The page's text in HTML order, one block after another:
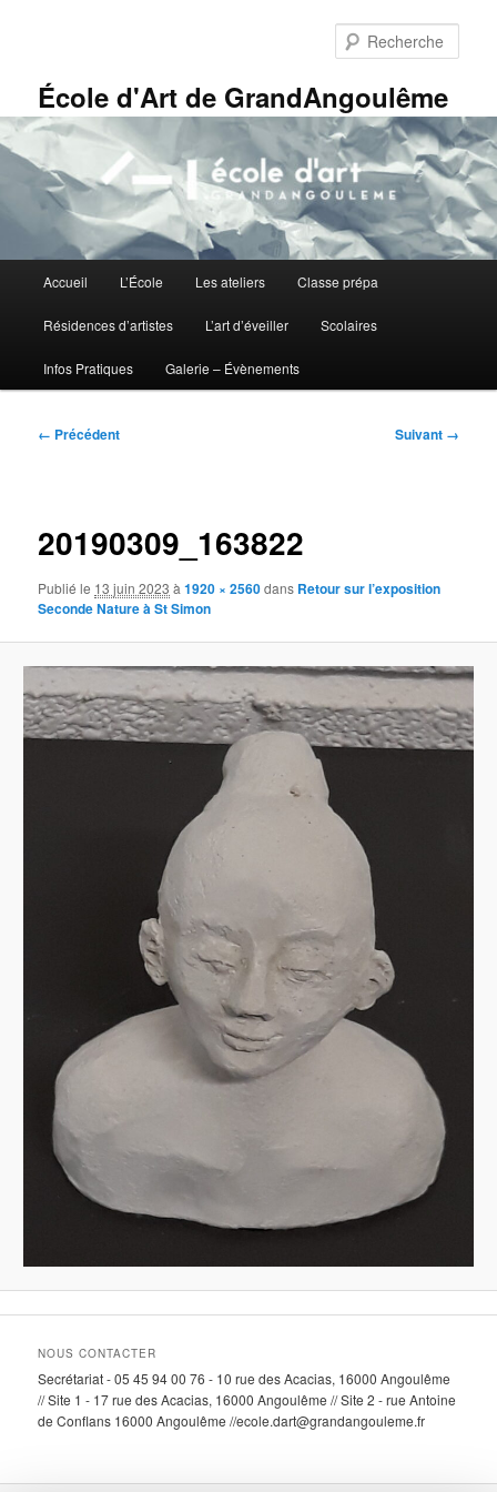
principalÉcole d'Art de GrandAngoulême
principal
Accueil L’École Les ateliers Classe prépa
Résidences d’artistes L’art d’éveiller Scolaires
Infos Pratiques Galerie – Évènements
Navigation
← Précédent Suivant →
20190309_163822
Publié le 13 juin 2023 à1920 × 2560dans Retour sur l’exposition
Seconde Nature à St Simon
NOUS CONTACTER
Secrétariat - 05 45 94 00 76 - 10 rue des Acacias, 16000 Angoulême
// Site 1 - 17 rue des Acacias, 16000 Angoulême // Site 2 - rue Antoine
de Conflans 16000 Angoulême //ecole.dart@grandangouleme.fr